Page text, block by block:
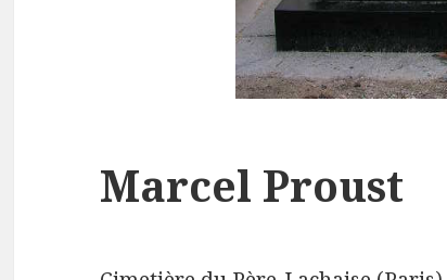
Marcel Proust